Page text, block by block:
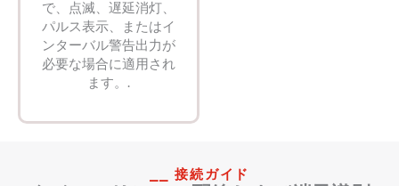
で、点滅、遅延消灯、
パルス表示、またはイ
ンターバル警告出力が
必要な場合に適用され
ます。.
⎯⎯ 接続ガイド